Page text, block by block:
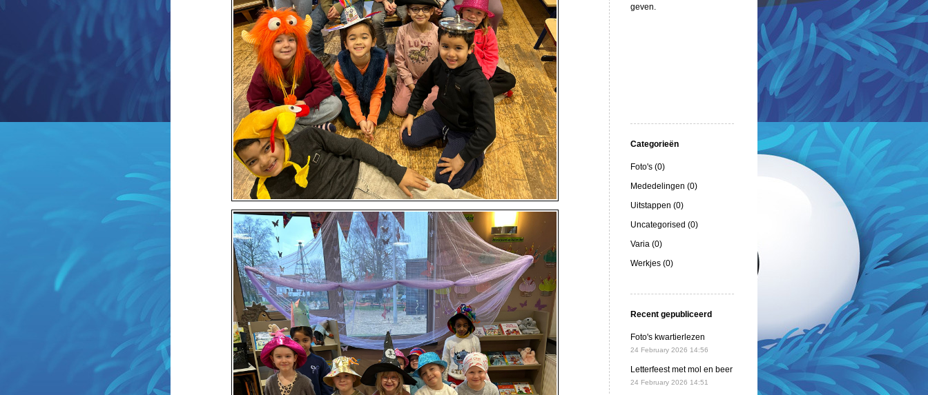
geven.
Categorieën
Foto's (0)
Mededelingen (0)
Uitstappen (0)
Uncategorised (0)
Varia (0)
Werkjes (0)
Recent gepubliceerd
Foto's kwartierlezen
24 February 2026 14:56
Letterfeest met mol en beer
24 February 2026 14:51